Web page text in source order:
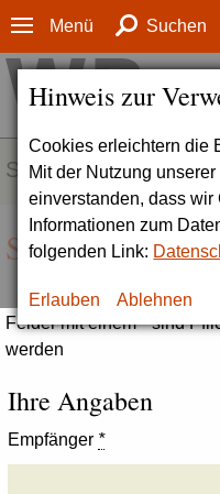
Hinweis zur
Cookies erleichtern die
Mit der Nutzung
einverstanden, dass
Informationen zum
folgenden Link:
Erlauben Ablehnen
Menü Suchen
SERVICE
Seite empfehlen
Felder mit einem * sind
werden
Ihre Angaben
Empfänger *